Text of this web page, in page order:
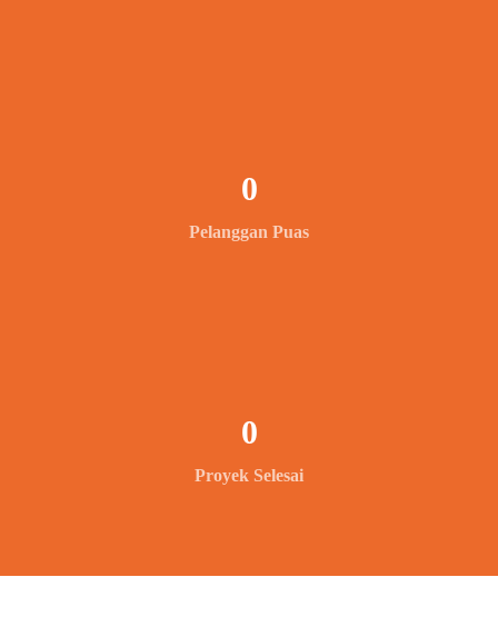
Pelanggan Puas
0
Proyek Selesai
0